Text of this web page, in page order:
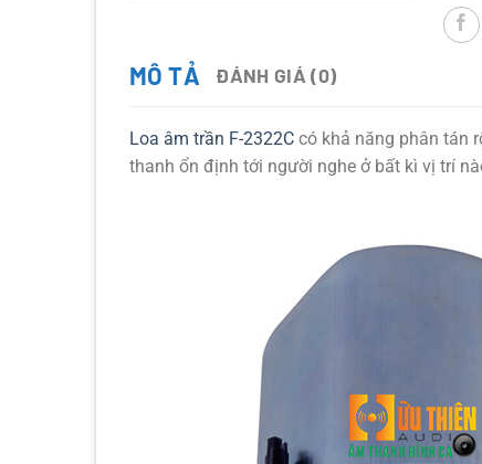
MÔ TẢ ĐÁNH GIÁ (0)
Loa âm trần F-2322C có khả năng phân tán
thanh ổn định tới người nghe ở bất kì vị trí